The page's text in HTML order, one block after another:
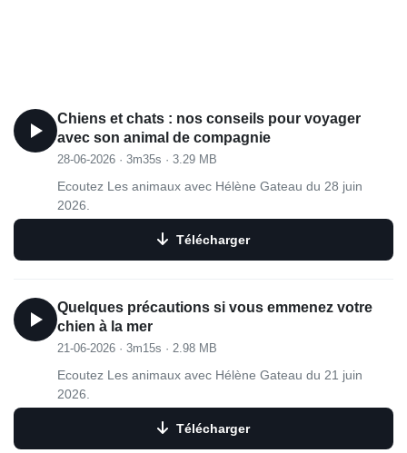
Chiens et chats : nos conseils pour voyager
avec son animal de compagnie
28-06-2026 · 3m35s · 3.29 MB
Ecoutez Les animaux avec Hélène Gateau du 28 juin
2026.
Télécharger
Quelques précautions si vous emmenez votre
chien à la mer
21-06-2026 · 3m15s · 2.98 MB
Ecoutez Les animaux avec Hélène Gateau du 21 juin
2026.
Télécharger